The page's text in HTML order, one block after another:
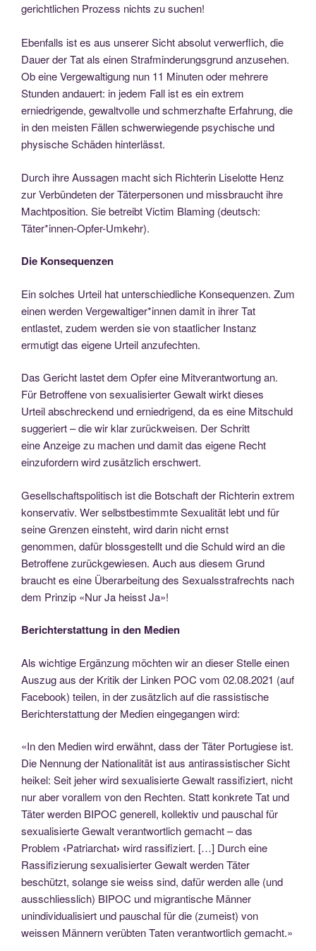
gerichtlichen Prozess nichts zu suchen!
Ebenfalls ist es aus unserer Sicht absolut verwerflich, die
Dauer der Tat als einen Strafminderungsgrund anzusehen.
Ob eine Vergewaltigung nun 11 Minuten oder mehrere
Stunden andauert: in jedem Fall ist es ein extrem
erniedrigende, gewaltvolle und schmerzhafte Erfahrung, die
in den meisten Fällen schwerwiegende psychische und
physische Schäden hinterlässt.
Durch ihre Aussagen macht sich Richterin Liselotte Henz
zur Verbündeten der Täterpersonen und missbraucht ihre
Machtposition. Sie betreibt Victim Blaming (deutsch:
Täter*innen-Opfer-Umkehr).
Die Konsequenzen
Ein solches Urteil hat unterschiedliche Konsequenzen. Zum
einen werden Vergewaltiger*innen damit in ihrer Tat
entlastet, zudem werden sie von staatlicher Instanz
ermutigt das eigene Urteil anzufechten.
Das Gericht lastet dem Opfer eine Mitverantwortung an.
Für Betroffene von sexualisierter Gewalt wirkt dieses
Urteil abschreckend und erniedrigend, da es eine Mitschuld
suggeriert – die wir klar zurückweisen. Der Schritt
eine Anzeige zu machen und damit das eigene Recht
einzufordern wird zusätzlich erschwert.
Gesellschaftspolitisch ist die Botschaft der Richterin extrem
konservativ. Wer selbstbestimmte Sexualität lebt und für
seine Grenzen einsteht, wird darin nicht ernst
genommen, dafür blossgestellt und die Schuld wird an die
Betroffene zurückgewiesen. Auch aus diesem Grund
braucht es eine Überarbeitung des Sexualsstrafrechts nach
dem Prinzip «Nur Ja heisst Ja»!
Berichterstattung in den Medien
Als wichtige Ergänzung möchten wir an dieser Stelle einen
Auszug aus der Kritik der Linken POC vom 02.08.2021 (auf
Facebook) teilen, in der zusätzlich auf die rassistische
Berichterstattung der Medien eingegangen wird:
«In den Medien wird erwähnt, dass der Täter Portugiese ist.
Die Nennung der Nationalität ist aus antirassistischer Sicht
heikel: Seit jeher wird sexualisierte Gewalt rassifiziert, nicht
nur aber vorallem von den Rechten. Statt konkrete Tat und
Täter werden BIPOC generell, kollektiv und pauschal für
sexualisierte Gewalt verantwortlich gemacht – das
Problem ‹Patriarchat› wird rassifiziert. […] Durch eine
Rassifizierung sexualisierter Gewalt werden Täter
beschützt, solange sie weiss sind, dafür werden alle (und
ausschliesslich) BIPOC und migrantische Männer
unindividualisiert und pauschal für die (zumeist) von
weissen Männern verübten Taten verantwortlich gemacht.»